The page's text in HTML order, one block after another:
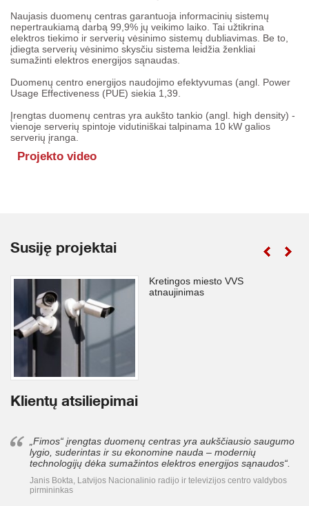
Naujasis duomenų centras garantuoja informacinių sistemų
nepertraukiamą darbą 99,9% jų veikimo laiko. Tai užtikrina
elektros tiekimo ir serverių vėsinimo sistemų dubliavimas. Be to,
įdiegta serverių vėsinimo skysčiu sistema leidžia ženkliai
sumažinti elektros energijos sąnaudas.
Duomenų centro energijos naudojimo efektyvumas (angl. Power
Usage Effectiveness (PUE) siekia 1,39.
Įrengtas duomenų centras yra aukšto tankio (angl. high density) -
vienoje serverių spintoje vidutiniškai talpinama 10 kW galios
serverių įranga.
Projekto video
Susiję projektai
Kretingos miesto VVS
atnaujinimas
Klientų atsiliepimai
„Fimos“ įrengtas duomenų centras yra aukščiausio saugumo
lygio, suderintas ir su ekonomine nauda – modernių
technologijų dėka sumažintos elektros energijos sąnaudos“.
Janis Bokta, Latvijos Nacionalinio radijo ir televizijos centro valdybos
pirmininkas